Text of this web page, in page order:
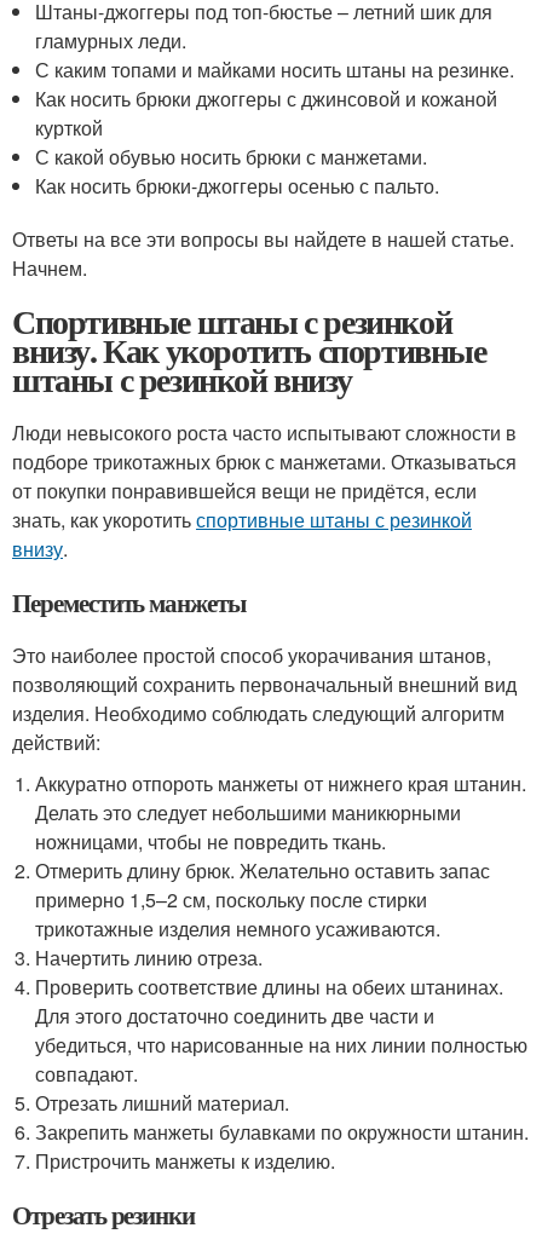
Штаны-джоггеры под топ-бюстье – летний шик для
гламурных леди.
С каким топами и майками носить штаны на резинке.
Как носить брюки джоггеры с джинсовой и кожаной
курткой
С какой обувью носить брюки с манжетами.
Как носить брюки-джоггеры осенью с пальто.
Ответы на все эти вопросы вы найдете в нашей статье.
Начнем.
Спортивные штаны с резинкой
внизу. Как укоротить спортивные
штаны с резинкой внизу
Люди невысокого роста часто испытывают сложности в
подборе трикотажных брюк с манжетами. Отказываться
от покупки понравившейся вещи не придётся, если
знать, как укоротитьспортивные штаны с резинкой
внизу.
Переместить манжеты
Это наиболее простой способ укорачивания штанов,
позволяющий сохранить первоначальный внешний вид
изделия. Необходимо соблюдать следующий алгоритм
действий:
Аккуратно отпороть манжеты от нижнего края штанин.
Делать это следует небольшими маникюрными
ножницами, чтобы не повредить ткань.
Отмерить длину брюк. Желательно оставить запас
примерно 1,5–2 см, поскольку после стирки
трикотажные изделия немного усаживаются.
Начертить линию отреза.
Проверить соответствие длины на обеих штанинах.
Для этого достаточно соединить две части и
убедиться, что нарисованные на них линии полностью
совпадают.
Отрезать лишний материал.
Закрепить манжеты булавками по окружности штанин.
Пристрочить манжеты к изделию.
Отрезать резинки